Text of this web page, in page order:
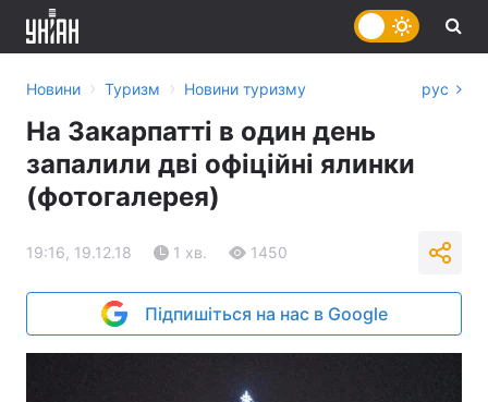
Новини › Туризм › Новини туризму рус
На Закарпатті в один день
запалили дві офіційні ялинки
(фотогалерея)
19:16, 19.12.18 1 хв. 1450
Підпишіться на нас в Google